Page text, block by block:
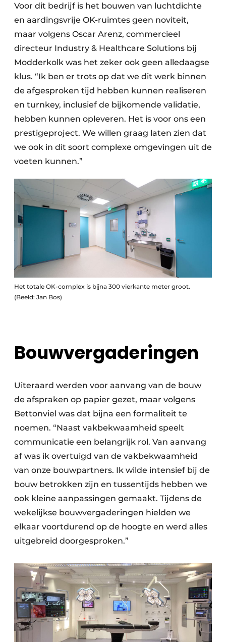
Voor dit bedrijf is het bouwen van luchtdichte
en aardingsvrije OK-ruimtes geen noviteit,
maar volgens Oscar Arenz, commercieel
directeur Industry & Healthcare Solutions bij
Modderkolk was het zeker ook geen alledaagse
klus. “Ik ben er trots op dat we dit werk binnen
de afgesproken tijd hebben kunnen realiseren
en turnkey, inclusief de bijkomende validatie,
hebben kunnen opleveren. Het is voor ons een
prestigeproject. We willen graag laten zien dat
we ook in dit soort complexe omgevingen uit de
voeten kunnen.”
Het totale OK-complex is bijna 300 vierkante meter groot.
(Beeld: Jan Bos)
Bouwvergaderingen
Uiteraard werden voor aanvang van de bouw
de afspraken op papier gezet, maar volgens
Bettonviel was dat bijna een formaliteit te
noemen. “Naast vakbekwaamheid speelt
communicatie een belangrijk rol. Van aanvang
af was ik overtuigd van de vakbekwaamheid
van onze bouwpartners. Ik wilde intensief bij de
bouw betrokken zijn en tussentijds hebben we
ook kleine aanpassingen gemaakt. Tijdens de
wekelijkse bouwvergaderingen hielden we
elkaar voortdurend op de hoogte en werd alles
uitgebreid doorgesproken.”